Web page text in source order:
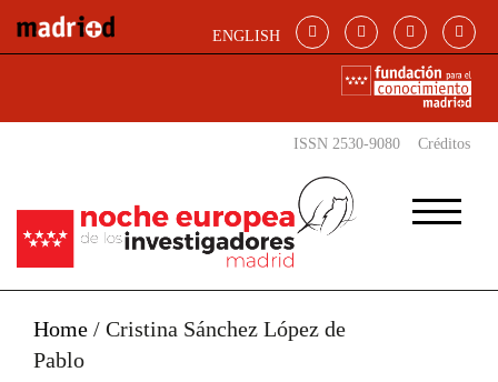
ENGLISH
ISSN 2530-9080 Créditos
Home / Cristina Sánchez López de
Pablo